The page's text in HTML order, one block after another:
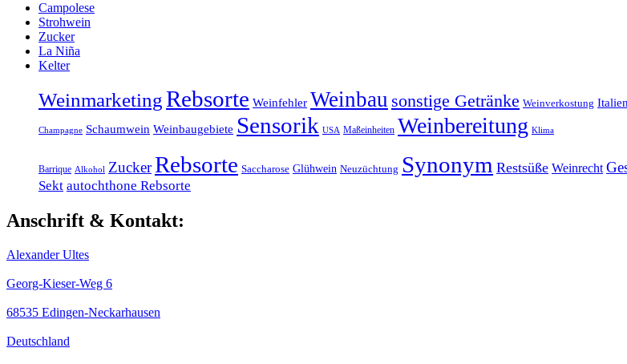
Campolese
Strohwein
Zucker
La Niña
Kelter
WeinmarketingRebsorte Weinfehler Weinbau sonstige Getränke Weinverkostung Italien
Champagne Schaumwein Weinbaugebiete Sensorik USA Maßeinheiten Weinbereitung Klima
Barrique Alkohol ZuckerRebsorte Saccharose Glühwein Neuzüchtung Synonym Restsüße Weinrecht
Sekt autochthone Rebsorte
Anschrift & Kontakt:
Alexander Ultes
Georg-Kieser-Weg 6
68535 Edingen-Neckarhausen
Deutschland